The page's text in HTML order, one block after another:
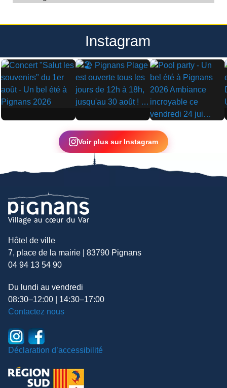
Instagram
▶ ▶
▶
Voir plus sur Instagram
Hôtel de ville
7, place de la mairie | 83790 Pignans
04 94 13 54 90
Du lundi au vendredi
08:30–12:00 | 14:30–17:00
Contactez nous
Déclaration d’accessibilité